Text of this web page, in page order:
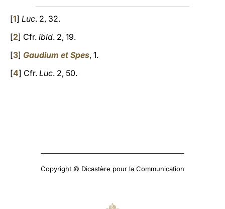
[1] Luc. 2, 32.
[2] Cfr. ibid. 2, 19.
[3] Gaudium et Spes, 1.
[4] Cfr. Luc. 2, 50.
Copyright © Dicastère pour la Communication